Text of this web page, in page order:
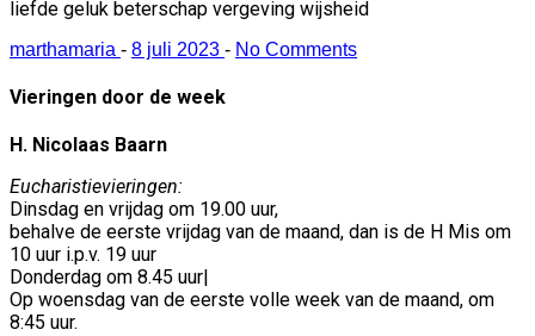
liefde geluk beterschap vergeving wijsheid
marthamaria - 8 juli 2023 - No Comments
Vieringen door de week
H. Nicolaas Baarn
Eucharistievieringen:
Dinsdag en vrijdag om 19.00 uur,
behalve de eerste vrijdag van de maand, dan is de H Mis om
10 uur i.p.v. 19 uur
Donderdag om 8.45 uur|
Op woensdag van de eerste volle week van de maand, om
8:45 uur.